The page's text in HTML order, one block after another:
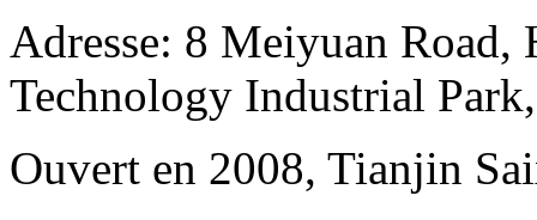
Adresse: 8 Meiyuan
Technology Industrial
Ouvert en 2008, Tianjin